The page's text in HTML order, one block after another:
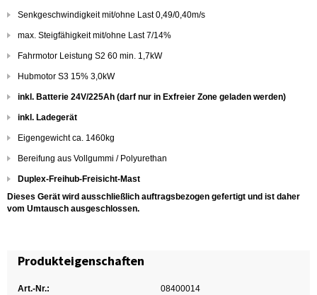
Senkgeschwindigkeit mit/ohne Last 0,49/0,40m/s
max. Steigfähigkeit mit/ohne Last 7/14%
Fahrmotor Leistung S2 60 min. 1,7kW
Hubmotor S3 15% 3,0kW
inkl. Batterie 24V/225Ah (darf nur in Exfreier Zone geladen werden)
inkl. Ladegerät
Eigengewicht ca. 1460kg
Bereifung aus Vollgummi / Polyurethan
Duplex-Freihub-Freisicht-Mast
Dieses Gerät wird ausschließlich auftragsbezogen gefertigt und ist daher
vom Umtausch ausgeschlossen.
Produkteigenschaften
Art.-Nr.:
08400014